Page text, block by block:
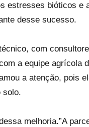
estresses bióticos e
desse sucesso.
com
a equipe agrícola
a atenção, pois
solo.
melhoria.”A